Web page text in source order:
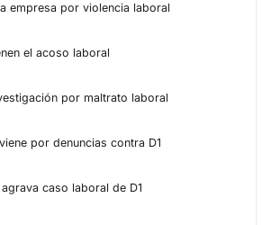
empresa por violencia laboral
el acoso laboral
por maltrato laboral
por denuncias contra D1
caso laboral de D1